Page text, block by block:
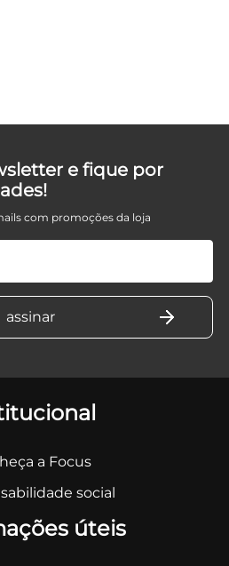
e fique por
com promoções da loja
a Focus
social
úteis